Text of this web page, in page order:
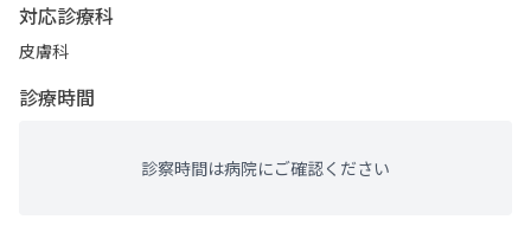
対応診療科
皮膚科
診療時間
診察時間は病院にご確認ください